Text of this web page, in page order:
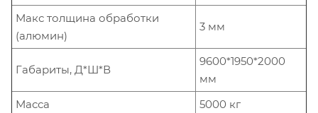
Макс толщина обработки
(алюмин)
3 мм
Габариты, Д*Ш*В
9600*1950*2000
мм
Масса
5000 кг